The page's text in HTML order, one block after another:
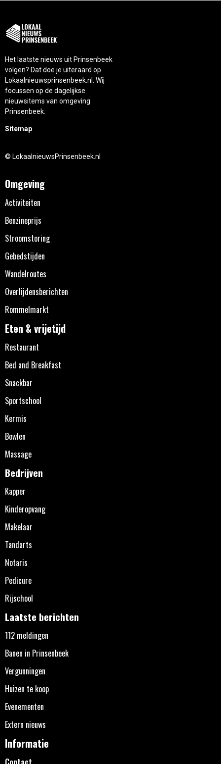
Het laatste nieuws uit Prinsenbeek
volgen? Dat doe je uiteraard op
Lokaalnieuwsprinsenbeek.nl. Wij
focussen op de dagelijkse
nieuwsitems van omgeving
Prinsenbeek.
Sitemap
© LokaalnieuwsPrinsenbeek.nl
Omgeving
Activiteiten
Benzineprijs
Stroomstoring
Gebedstijden
Wandelroutes
Overlijdensberichten
Rommelmarkt
Eten & vrijetijd
Restaurant
Bed and Breakfast
Snackbar
Sportschool
Kermis
Bowlen
Massage
Bedrijven
Kapper
Kinderopvang
Makelaar
Tandarts
Notaris
Pedicure
Rijschool
Laatste berichten
112 meldingen
Banen in Prinsenbeek
Vergunningen
Huizen te koop
Evenementen
Extern nieuws
Informatie